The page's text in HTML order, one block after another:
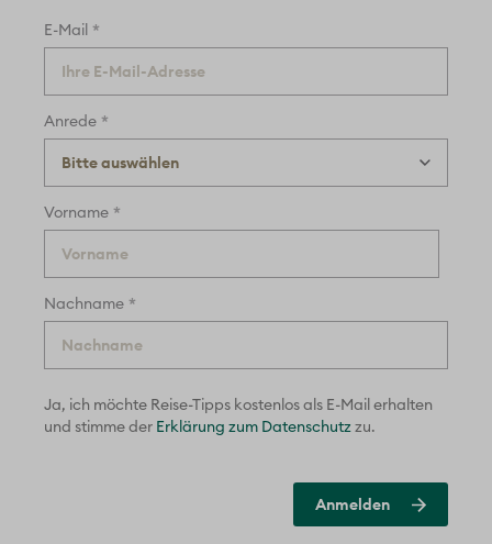
E-Mail *
Anrede *
Vorname *
Nachname *
Ja, ich möchte Reise-Tipps kostenlos als E-Mail erhalten
und stimme der Erklärung zum Datenschutz zu.